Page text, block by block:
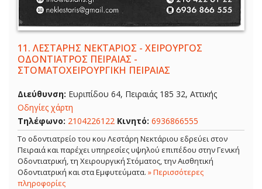
11. ΛΕΣΤΑΡΗΣ ΝΕΚΤΑΡΙΟΣ - ΧΕΙΡΟΥΡΓΟΣ
ΟΔΟΝΤΙΑΤΡΟΣ ΠΕΙΡΑΙΑΣ -
ΣΤΟΜΑΤΟΧΕΙΡΟΥΡΓΙΚΗ ΠΕΙΡΑΙΑΣ
Διεύθυνση: Ευριπίδου 64, Πειραιάς 185 32, Αττικής
Οδηγίες χάρτη
Τηλέφωνο: 2104226122 Κινητό: 6936866555
Το οδοντιατρείο του κου Λεστάρη Νεκτάριου εδρεύει στον
Πειραιά και παρέχει υπηρεσίες υψηλού επιπέδου στην Γενική
Οδοντιατρική, τη Χειρουργική Στόματος, την Αισθητική
Οδοντιατρική και στα Εμφυτεύματα. » Περισσότερες
πληροφορίες